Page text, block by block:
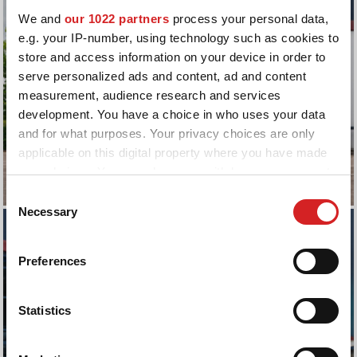
We and our 1022 partners process your personal data,
e.g. your IP-number, using technology such as cookies to
store and access information on your device in order to
serve personalized ads and content, ad and content
measurement, audience research and services
development. You have a choice in who uses your data
and for what purposes. Your privacy choices are only
applicable on this digital property where you have made
your choices. You can change or withdraw your consent
the Privacy trigger icon.
Collect information about your geographical location
Identify your device by actively scanning it for
Find out more about how your personal data is processed
Selection
Necessary
Preferences
Statistics